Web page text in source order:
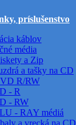
príslušenstvo
káblov
média
a Zip
a tašky na CD
R/RW
- R
- RW
- RAY médiá
a vrecká na CD